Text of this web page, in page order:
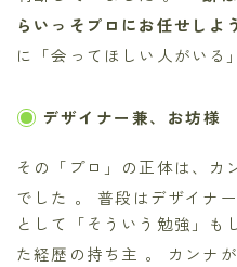
らいっそプロにお任せしよ
に「会ってほしい人がいる
デザイナー兼、お坊様
その「プロ」の正体は、カ
でした 。 普段はデザイナ
として「そういう勉強」も
た経歴の持ち主 。 カンナ